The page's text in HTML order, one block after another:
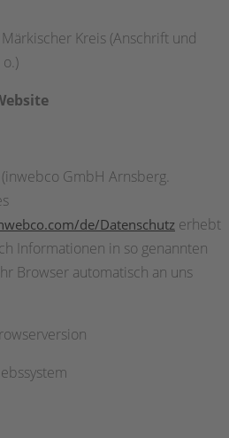
Kreis (Anschrift und
ebsite
GmbH Arnsberg.
de/Datenschutz erhebt
Informationen in so genannten
Browser automatisch an uns